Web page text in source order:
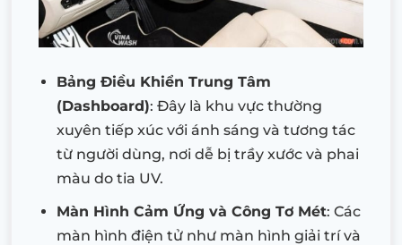
Bảng Điều Khiển Trung Tâm
(Dashboard): Đây là khu vực thường
xuyên tiếp xúc với ánh sáng và tương tác
từ người dùng, nơi dễ bị trầy xước và phai
màu do tia UV.
Màn Hình Cảm Ứng và Công Tơ Mét: Các
màn hình điện tử như màn hình giải trí và